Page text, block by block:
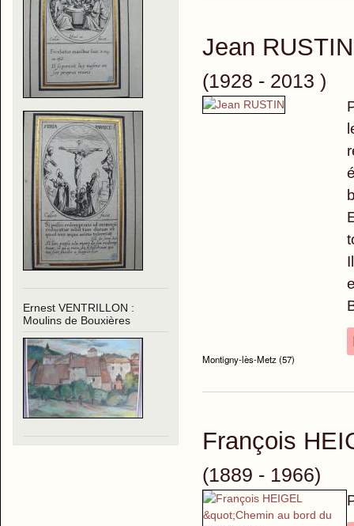
Ernest VENTRILLON :
Moulins de Bouxières
Jean RUSTIN
(1928 - 2013 )
Montigny-lès-Metz (57)
François
(1889 - 1966)